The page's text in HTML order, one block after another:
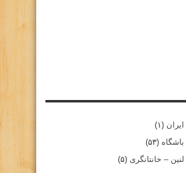
ایران (۱)
باشگاه (۵۳)
لنین – خانتانگری (۵)